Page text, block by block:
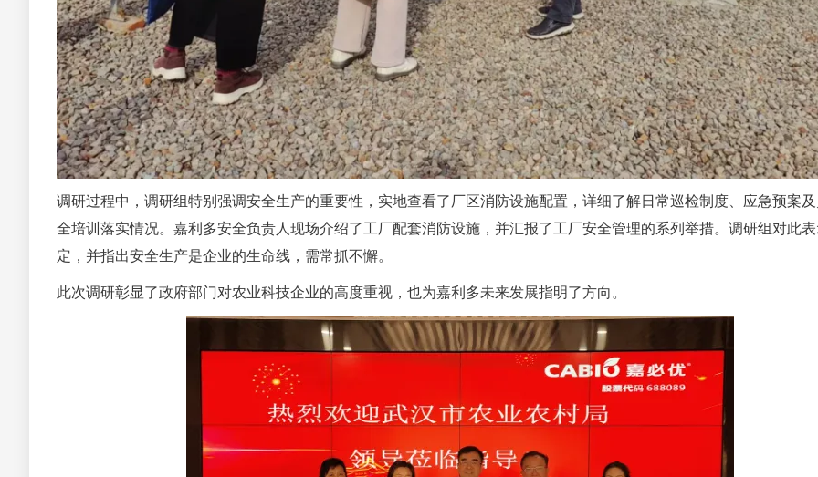
调研过程中，调研组特别强调安全生产的重要性，实地查看了厂区消防设施配置，详细了解日常巡检制度、应急预案
全培训落实情况。嘉利多安全负责人现场介绍了工厂配套消防设施，并汇报了工厂安全管理的系列举措。调研组对此
定，并指出安全生产是企业的生命线，需常抓不懈。
此次调研彰显了政府部门对农业科技企业的高度重视，也为嘉利多未来发展指明了方向。